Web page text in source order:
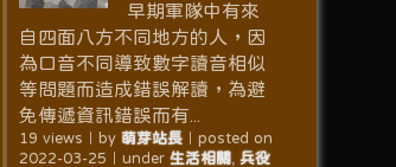
早期軍隊中有來
自四面八方不同地方的人，因
為口音不同導致數字讀音相似
等問題而造成錯誤解讀，為避
免傳遞資訊錯誤而有...
19 views by 萌芽站長｜ posted on
2022-03-25
under 生活相關
兵役